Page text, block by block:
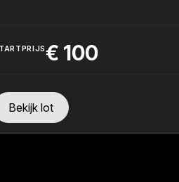
€ 100
Bekijk lot